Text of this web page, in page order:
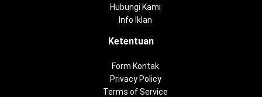
Hubungi Kami
Info Iklan
Ketentuan
Form Kontak
Privacy Policy
Terms of Service